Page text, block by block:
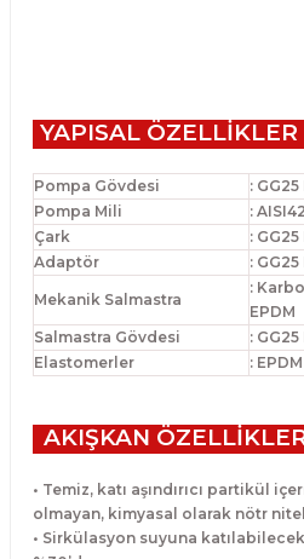
YAPISAL ÖZELLİKLER
Pompa Gövdesi
:
Pompa Mili
:
Çark
:
Adaptör
:
Mekanik Salmastra
:
EPDM
Salmastra Gövdesi
:
Elastomerler
: EPDM
AKIŞKAN
• Temiz, katı aşındırıcı partikül
olmayan, kimyasal olarak nötr
• Sirkülasyon suyuna